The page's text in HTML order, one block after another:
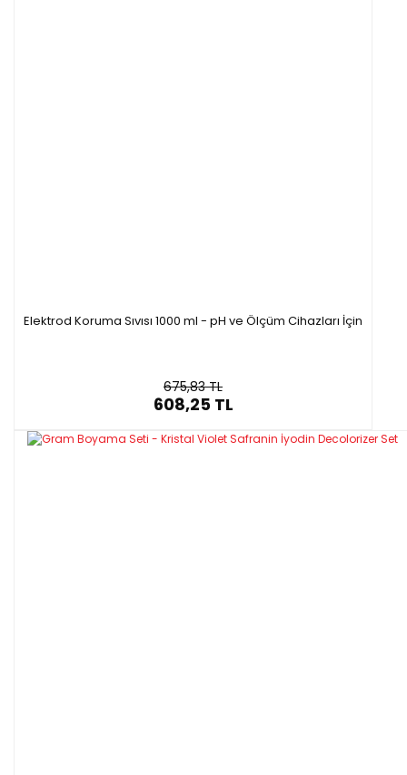
Elektrod Koruma Sıvısı 1000 ml - pH ve Ölçüm Cihazları İçin
675,83 TL
608,25 TL